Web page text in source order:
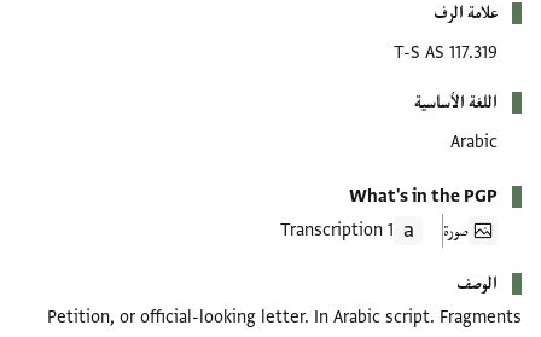
علامة الرف
T-S AS 117.319
اللغة الأساسية
Arabic
What's in the PGP
صورة
1 Transcription
الوصف
Petition, or official-looking letter. In Arabic script. Fragments